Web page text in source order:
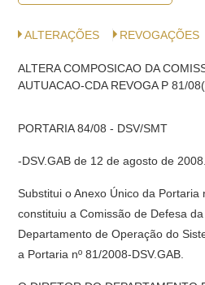
ALTERAÇÕES REVOGAÇÕES
ALTERA COMPOSICAO DA
AUTUACAO-CDA REVOGA P 81/
PORTARIA 84/08 - DSV/SMT
-DSV.GAB de 12 de agosto de 2008.
Substitui o Anexo Único da Portaria
constituiu a Comissão de Defesa
Departamento de Operação do
a Portaria nº 81/2008-DSV.GAB.